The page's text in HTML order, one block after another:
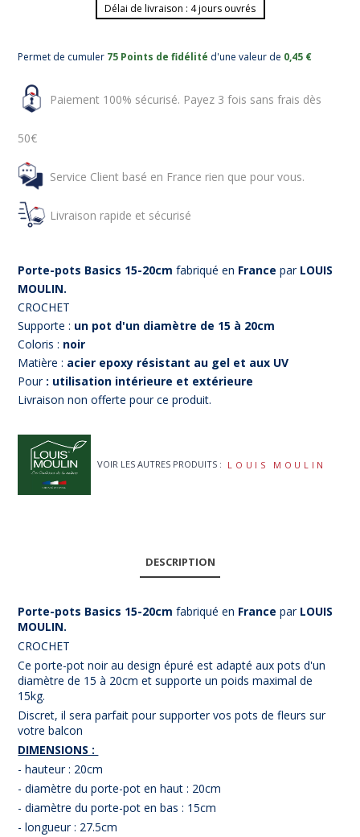
Délai de livraison : 4 jours ouvrés
Permet de cumuler 75 Points de fidélité d'une valeur de 0,45 €
Paiement 100% sécurisé. Payez 3 fois sans frais dès
50€
Service Client basé en France rien que pour vous.
Livraison rapide et sécurisé
Porte-pots Basics 15-20cm fabriqué en France par LOUIS
MOULIN.
CROCHET
Supporte : un pot d'un diamètre de 15 à 20cm
Coloris : noir
Matière : acier epoxy résistant au gel et aux UV
Pour : utilisation intérieure et extérieure
Livraison non offerte pour ce produit.
VOIR LES AUTRES PRODUITS : LOUIS MOULIN
DESCRIPTION
Porte-pots Basics 15-20cm fabriqué en France par LOUIS
MOULIN.
CROCHET
Ce porte-pot noir au design épuré est adapté aux pots d'un
diamètre de 15 à 20cm et supporte un poids maximal de
15kg.
Discret, il sera parfait pour supporter vos pots de fleurs sur
votre balcon
DIMENSIONS :
- hauteur : 20cm
- diamètre du porte-pot en haut : 20cm
- diamètre du porte-pot en bas : 15cm
- longueur : 27.5cm